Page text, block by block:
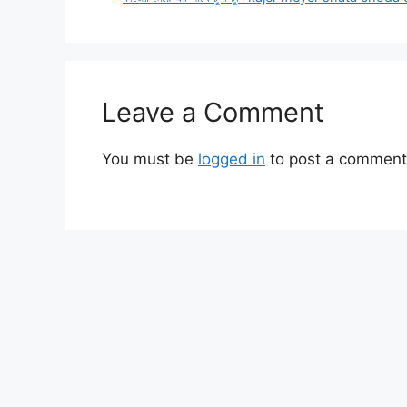
Leave a Comment
You must be logged in to post a